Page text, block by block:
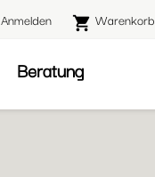
Anmelden shopping_cart Warenkorb
Beratung